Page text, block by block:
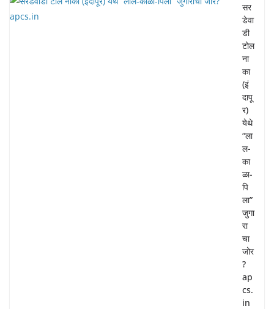
सर
डेवा
डी
टोल
ना
का
(इं
दापू
र)
येथे
“ला
ल-
का
ळा-
पि
ला”
जुगा
रा
चा
जोर
?
ap
cs.
in